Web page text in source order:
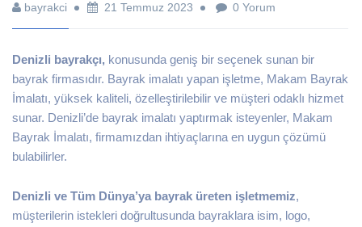
bayrakci 21 Temmuz 2023 0 Yorum
Denizli bayrakçı, konusunda geniş bir seçenek sunan bir
bayrak firmasıdır. Bayrak imalatı yapan işletme, Makam Bayrak
İmalatı, yüksek kaliteli, özelleştirilebilir ve müşteri odaklı hizmet
sunar. Denizli’de bayrak imalatı yaptırmak isteyenler, Makam
Bayrak İmalatı, firmamızdan ihtiyaçlarına en uygun çözümü
bulabilirler.
Denizli ve Tüm Dünya’ya bayrak üreten işletmemiz,
müşterilerin istekleri doğrultusunda bayraklara isim, logo,